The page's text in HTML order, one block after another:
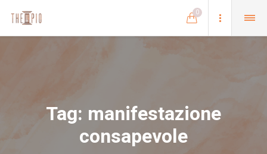
0
Tag: manifestazione
consapevole